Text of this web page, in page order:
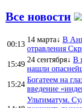
Все новости
00:13
14 марта↓ В
отравления
15:49
24 сентября↓ В
нашли
15:24
Богатеем на
введение
Ультиматум.